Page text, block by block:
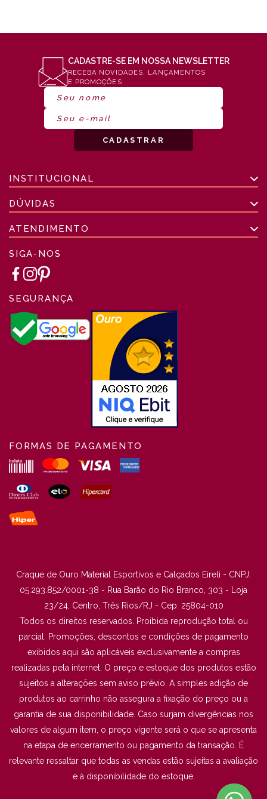
CADASTRE-SE EM NOSSA NEWSLETTER
RECEBA NOVIDADES, LANÇAMENTOS
E PROMOÇÕES
INSTITUCIONAL
DÚVIDAS
ATENDIMENTO
SIGA-NOS
SEGURANÇA
FORMAS DE PAGAMENTO
Craque de Ouro Material Esportivos e Calçados Eireli - CNPJ:
05.293.852/0001-38 - Rua Barão do Rio Branco, 303 - Loja
23/24, Centro, Três Rios/RJ - Cep: 25804-010
Todos os direitos reservados. Proibida reprodução total ou
parcial. Promoções, descontos e condições de pagamento
exibidos aqui são aplicáveis exclusivamente a compras
realizadas pela internet. O preço e estoque dos produtos estão
sujeitos a alterações sem aviso prévio. A simples adição de
produtos ao carrinho não assegura a fixação do preço ou a
garantia de sua disponibilidade. Caso surjam divergências nos
valores de algum item, o preço vigente será o que se apresenta
na etapa de encerramento ou pagamento da transação. É
relevante ressaltar que todas as vendas estão sujeitas a avaliação
e à disponibilidade do estoque.